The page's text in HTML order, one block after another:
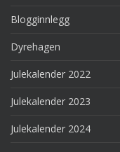
Blogginnlegg
Dyrehagen
Julekalender 2022
Julekalender 2023
Julekalender 2024